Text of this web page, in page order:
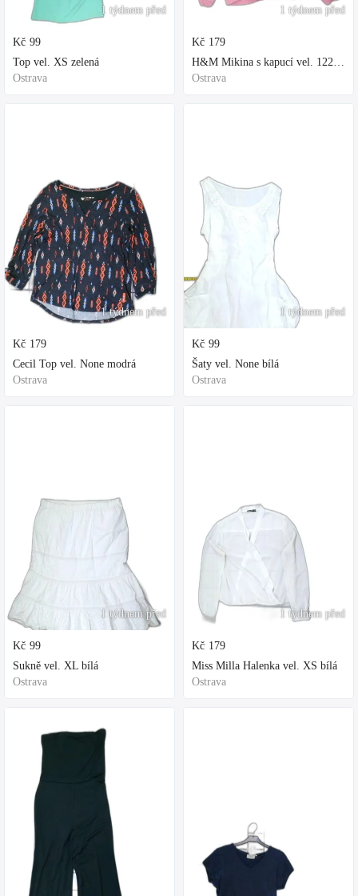
1 týdnem před
Kč 99
Top vel. XS zelená
Ostrava
1 týdnem před
Kč 179
Cecil Top vel. None modrá
Ostrava
1 týdnem před
Kč 99
Sukně vel. XL bílá
Ostrava
1 týdnem před
Kč 179
H&M Mikina s kapucí vel. 122 fialová
Ostrava
1 týdnem před
Kč 99
Šaty vel. None bílá
Ostrava
1 týdnem před
Kč 179
Miss Milla Halenka vel. XS bílá
Ostrava